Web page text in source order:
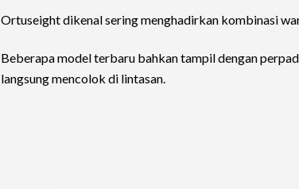
Ortuseight dikenal sering menghadirkan kombinasi
Beberapa model terbaru bahkan tampil dengan
langsung mencolok di lintasan.